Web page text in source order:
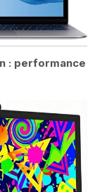
: performance